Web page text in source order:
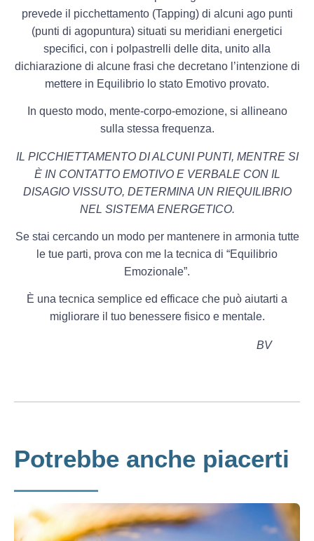
prevede il picchettamento (Tapping) di alcuni ago punti
(punti di agopuntura) situati su meridiani energetici
specifici, con i polpastrelli delle dita, unito alla
dichiarazione di alcune frasi che decretano l’intenzione di
mettere in Equilibrio lo stato Emotivo provato.
In questo modo, mente-corpo-emozione, si allineano
sulla stessa frequenza.
IL PICCHIETTAMENTO DI ALCUNI PUNTI, MENTRE SI
È IN CONTATTO EMOTIVO E VERBALE CON IL
DISAGIO VISSUTO, DETERMINA UN RIEQUILIBRIO
NEL SISTEMA ENERGETICO.
Se stai cercando un modo per mantenere in armonia tutte
le tue parti, prova con me la tecnica di “Equilibrio
Emozionale”.
È una tecnica semplice ed efficace che può aiutarti a
migliorare il tuo benessere fisico e mentale.
BV
Potrebbe anche piacerti